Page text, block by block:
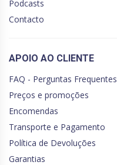
Podcasts
Contacto
APOIO AO CLIENTE
FAQ - Perguntas Frequentes
Preços e promoções
Encomendas
Transporte e Pagamento
Política de Devoluções
Garantias